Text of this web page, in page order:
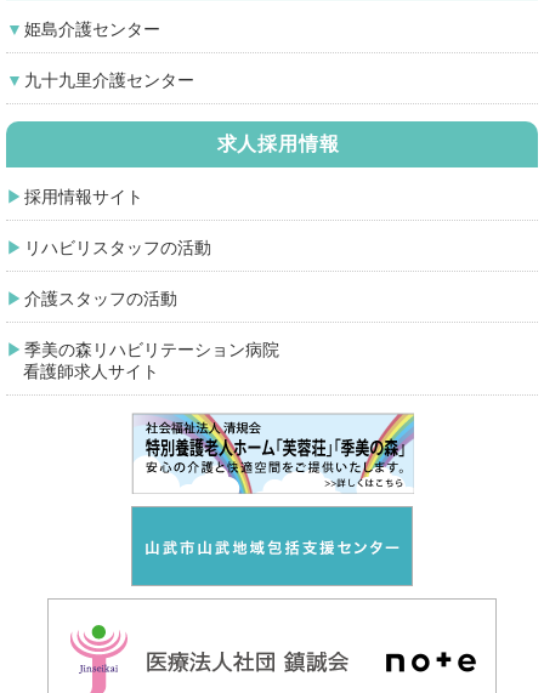
姫島介護センター
九十九里介護センター
求人採用情報
採用情報サイト
リハビリスタッフの活動
介護スタッフの活動
季美の森リハビリテーション病院
看護師求人サイト